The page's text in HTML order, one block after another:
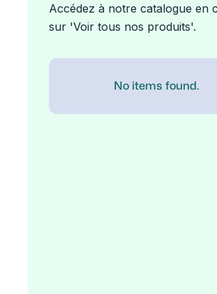
Accédez à notre catalogue en
sur 'Voir tous nos produits'.
No items found.